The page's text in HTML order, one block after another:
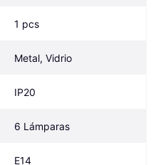
1 pcs
Metal, Vidrio
IP20
6 Lámparas
E14